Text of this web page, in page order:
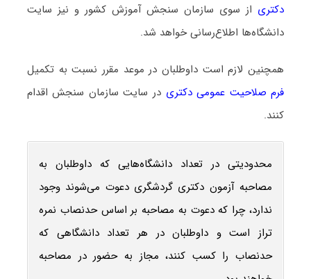
دکتری از سوی سازمان سنجش آموزش کشور و نیز سایت
دانشگاه‌ها اطلاع‌رسانی خواهد شد.
همچنین لازم است داوطلبان در موعد مقرر نسبت به تکمیل
فرم صلاحیت عمومی دکتری در سایت سازمان سنجش اقدام
کنند.
محدودیتی در تعداد دانشگاه‌هایی که داوطلبان به
مصاحبه آزمون دکتری گردشگری دعوت می‌شوند وجود
ندارد، چرا که دعوت به مصاحبه بر اساس حدنصاب نمره
تراز است و داوطلبان در هر تعداد دانشگاهی که
حدنصاب را کسب کنند، مجاز به حضور در مصاحبه